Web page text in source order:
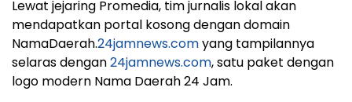
Lewat jejaring Promedia, tim jurnalis lokal akan
mendapatkan portal kosong dengan domain
NamaDaerah.24jamnews.comyang tampilannya
selaras dengan24jamnews.com, satu paket dengan
logo modern Nama Daerah 24 Jam.